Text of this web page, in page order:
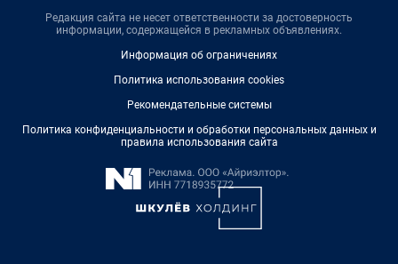
Редакция сайта не несет ответственности за достоверность
информации, содержащейся в рекламных объявлениях.
Информация об ограничениях
Политика использования cookies
Рекомендательные системы
Политика конфиденциальности и обработки персональных данных и
правила использования сайта